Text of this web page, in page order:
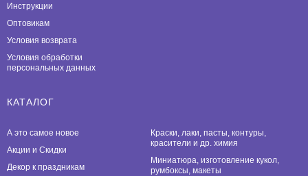
Инструкции
Оптовикам
Условия возврата
Условия обработки
персональных данных
КАТАЛОГ
А это самое новое
Акции и Скидки
Декор к праздникам
Краски, лаки, пасты, контуры,
красители и др. химия
Миниатюра, изготовление кукол,
румбоксы, макеты